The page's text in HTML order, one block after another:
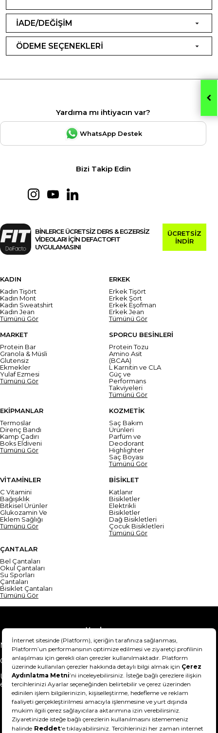
İADE/DEĞİŞİM
ÖDEME SEÇENEKLERİ
Yardıma mı ihtiyacın var?
WhatsApp Destek
Bizi Takip Edin
BİNLERCE ÜCRETSİZ DERS & EGZERSİZ
VİDEOLARI İÇİN DEFACTOFIT
UYGULAMASINI
ÜCRETSİZ
İNDİR
KADIN
Kadın Tişört
Kadın Mont
Kadın Sweatshirt
Kadın Jean
Tümünü Gör
ERKEK
Erkek Tişört
Erkek Şort
Erkek Eşofman
Erkek Jean
Tümünü Gör
MARKET
Protein Bar
Granola & Müsli
Glutensiz
Ekmekler
Yulaf Ezmesi
Tümünü Gör
SPORCU BESİNLERİ
Protein Tozu
Amino Asit
(BCAA)
L Karnitin ve CLA
Güç ve
Performans
Takviyeleri
Tümünü Gör
EKİPMANLAR
Termoslar
Direnç Bandı
Kamp Çadırı
Boks Eldiveni
Tümünü Gör
KOZMETİK
Saç Bakım
Ürünleri
Parfüm ve
Deodorant
Highlighter
Saç Boyası
Tümünü Gör
VİTAMİNLER
C Vitamini
Bağışıklık
Bitkisel Ürünler
Glukozamin Ve
Eklem Sağlığı
Tümünü Gör
BİSİKLET
Katlanır
Bisikletler
Elektrikli
Bisikletler
Dağ Bisikletleri
Çocuk Bisikletleri
Tümünü Gör
ÇANTALAR
Bel Çantaları
Okul Çantaları
Su Sporları
Çantaları
Bisiklet Çantaları
Tümünü Gör
Yardım
Mesafeli Satış Sözleşmesi
Teslimat Bilgisi
Gizlilik Sözleşmesi
Şartlar & Koşullar
Ürünümü nasıl iade
edebilirim?
Hakkımızda